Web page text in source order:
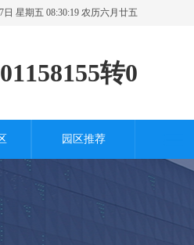
日 星期五 08:30:20 农历六月廿五
转0
园区推荐